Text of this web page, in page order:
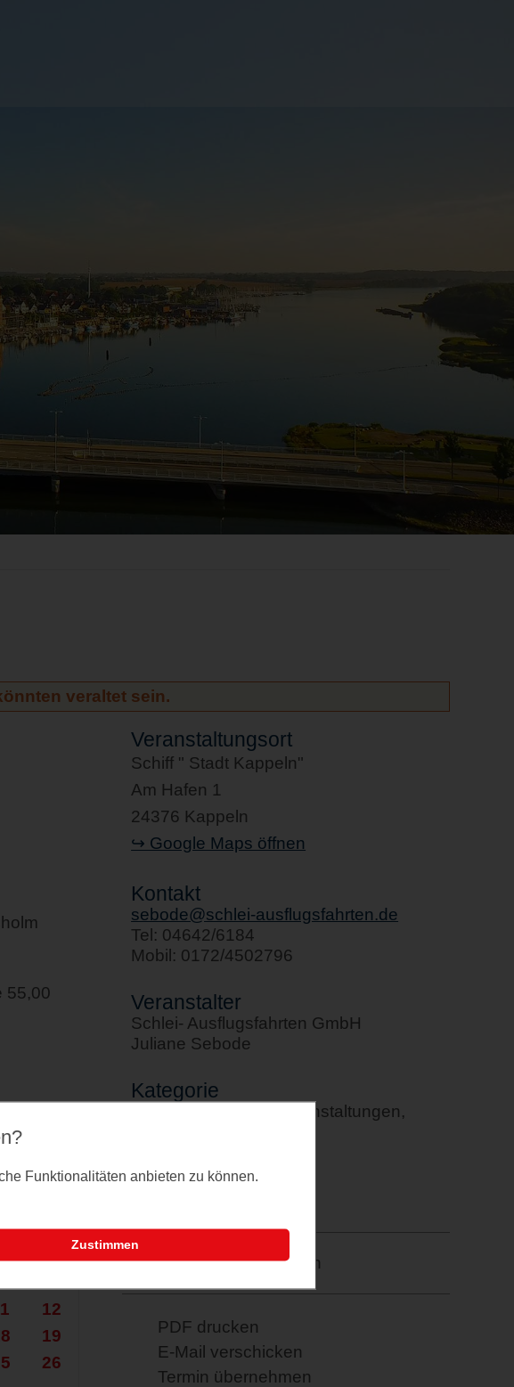
veraltet sein.
55,00
12
19
26
Veranstaltungsort
Schiff " Stadt Kappeln"
Am Hafen 1
24376 Kappeln
↪ Google Maps öffnen
Kontakt
sebode@schlei-ausflugsfahrten.de
Tel: 04642/6184
Mobil: 0172/4502796
Veranstalter
Schlei- Ausflugsfahrten GmbH
Juliane Sebode
Kategorie
Schifffahrten, Sportveranstaltungen,
Letztes Update
Merkzettel: speichern
PDF drucken
E-Mail verschicken
Termin übernehmen
Funktionalitäten anbieten zu können.
Zustimmen